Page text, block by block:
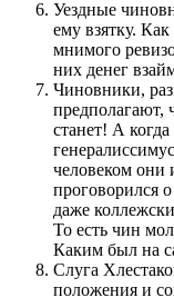
Уездные
ему взятку.
мнимого
них денег
Чиновники,
предполагают,
станет! А
человеком они
проговорился
даже
То есть чин
Каким был на
Слуга
положения и